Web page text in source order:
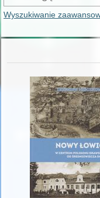
Wyszukiwanie